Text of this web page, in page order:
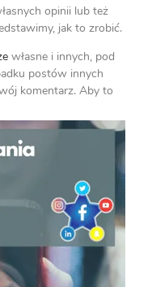
opinii lub też
jak to zrobić.
własne i innych, pod
postów innych
komentarz. Aby to